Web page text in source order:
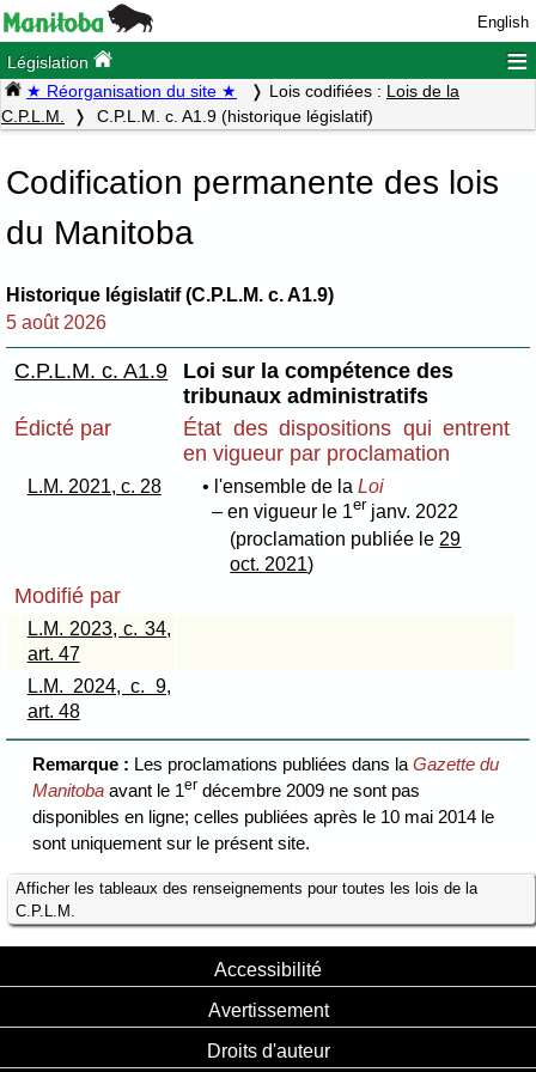
English
Législation ≡
★ Réorganisation du site ★ Lois codifiées : Lois de la
C.P.L.M.
C.P.L.M. c. A1.9 (historique législatif)
Codification permanente des lois
du Manitoba
Historique législatif (C.P.L.M. c. A1.9)
5 août 2026
C.P.L.M. c. A1.9
Loi sur la compétence des
tribunaux administratifs
Édicté par
État des dispositions qui entrent
en vigueur par proclamation
L.M. 2021, c. 28 • l'ensemble de la Loi
– en vigueur le 1er janv. 2022
(proclamation publiée le 29
oct. 2021)
Modifié par
L.M. 2023, c. 34,
art. 47
L.M. 2024, c. 9,
art. 48
Remarque : Les proclamations publiées dans laGazette du
Manitoba avant le 1er décembre 2009 ne sont pas
disponibles en ligne; celles publiées après le 10 mai 2014 le
sont uniquement sur le présent site.
Afficher les tableaux des renseignements pour toutes les lois de la
C.P.L.M.
Accessibilité
Avertissement
Droits d'auteur